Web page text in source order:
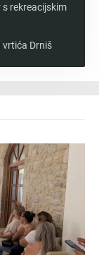
s rekreacijskim
vrtića Drniš